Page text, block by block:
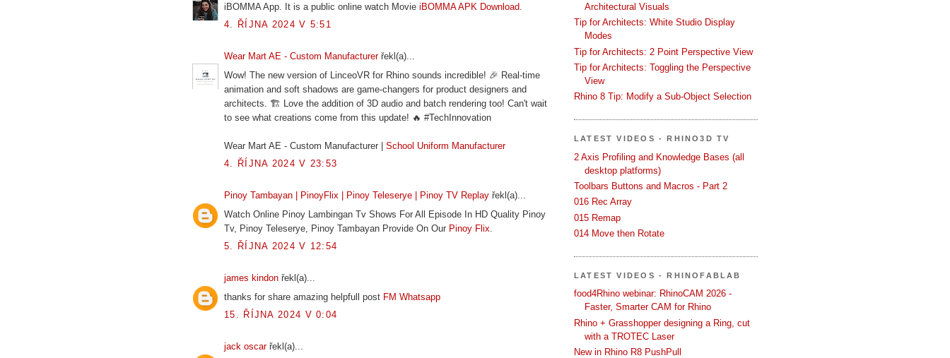
iBOMMA App. It is a public online watch Movie iBOMMA APK Download
4. ŘÍJNA 2024 V 5:51
Wear Mart AE - Custom Manufacturerřekl(a)...
Wow! The new version of LinceoVR for Rhino sounds incredible! 🎉 Real-time
animation and soft shadows are game-changers for product designers and
architects. 🏗️ Love the addition of 3D audio and batch rendering too! Can't wait
to see what creations come from this update! 🔥 #TechInnovation
Wear Mart AE - Custom Manufacturer | School Uniform Manufacturer
4. ŘÍJNA 2024 V 23:53
Pinoy Tambayan | PinoyFlix | Pinoy Teleserye | Pinoy TV Replay řekl(a)...
Watch Online Pinoy Lambingan Tv Shows For All Episode In HD Quality Pinoy
Tv, Pinoy Teleserye, Pinoy Tambayan Provide On Our Pinoy Flix
5. ŘÍJNA 2024 V 12:54
james kindon řekl(a)...
thanks for share amazing helpfull post FM Whatsapp
15. ŘÍJNA 2024 V 0:04
jack oscarřekl(a)...
Architectural Visuals
Tip for Architects: White Studio Display
Modes
Tip for Architects: 2 Point Perspective View
Tip for Architects: Toggling the Perspective
View
Rhino 8 Tip: Modify a Sub-Object Selection
LATEST VIDEOS - RHINO3D TV
2 Axis Profiling and Knowledge Bases (all
desktop platforms)
Toolbars Buttons and Macros - Part 2
016 Rec Array
015 Remap
014 Move then Rotate
LATEST VIDEOS - RHINOFABLAB
food4Rhino webinar: RhinoCAM 2026 -
Faster, Smarter CAM for Rhino
Rhino + Grasshopper designing a Ring, cut
with a TROTEC Laser
New in Rhino R8 PushPull